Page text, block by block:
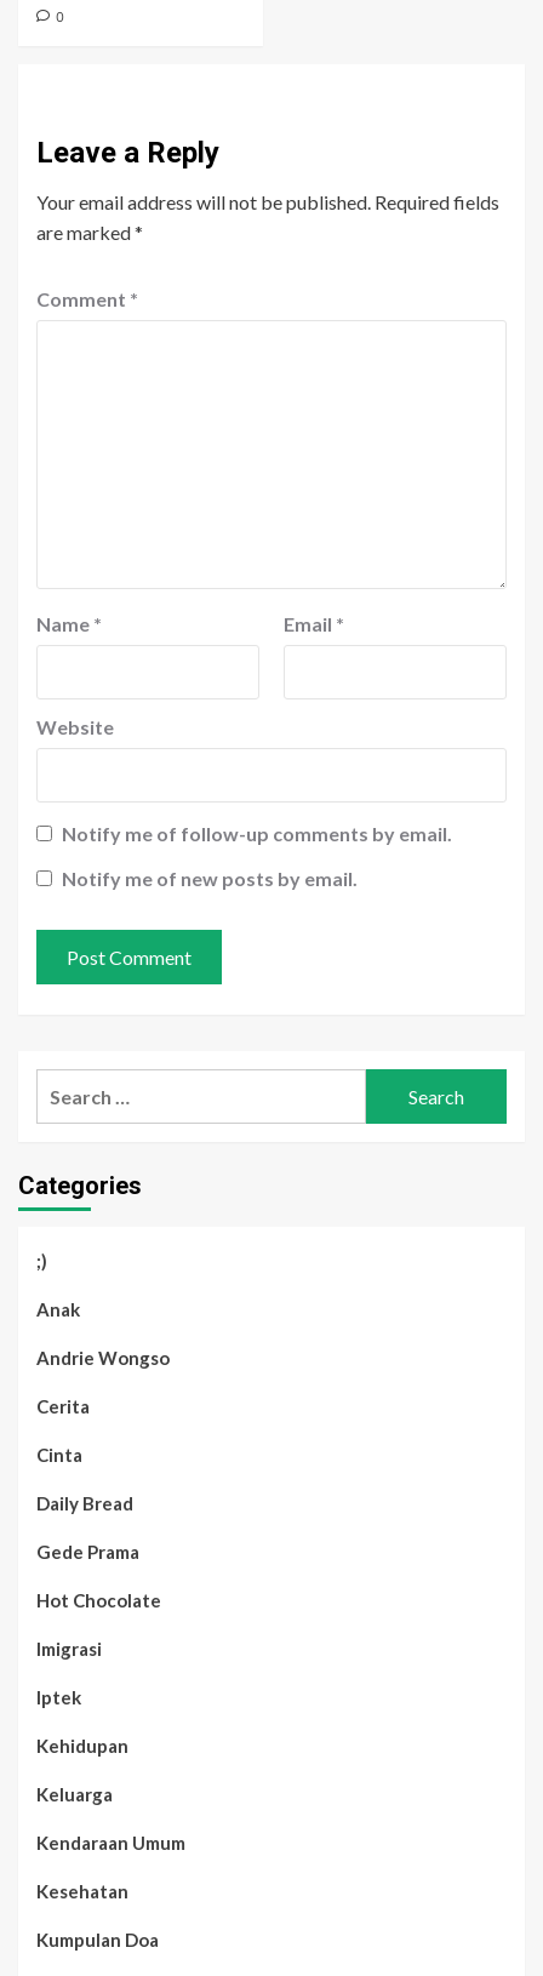
0
Leave a Reply
Your email address will not be published. Required fields
are marked*
Comment *
Name * Email *
Website
Notify me of follow-up comments by email.
Notify me of new posts by email.
Categories
;)
Anak
Andrie Wongso
Cerita
Cinta
Daily Bread
Gede Prama
Hot Chocolate
Imigrasi
Iptek
Kehidupan
Keluarga
Kendaraan Umum
Kesehatan
Kumpulan Doa